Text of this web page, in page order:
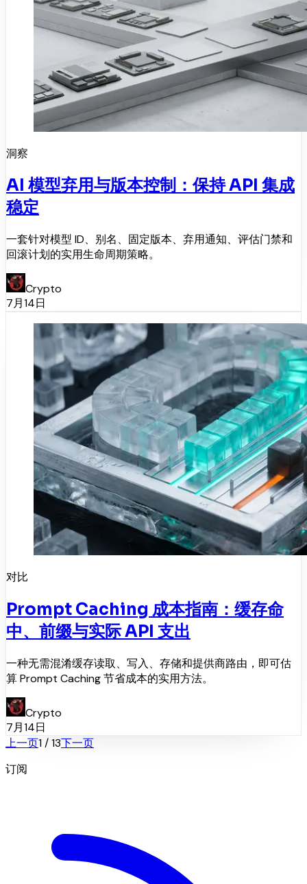
洞察
AI 模型弃用与版本控制：保持 API 集成
稳定
一套针对模型 ID、别名、固定版本、弃用通知、评估门禁和
回滚计划的实用生命周期策略。
Crypto
7月14日
对比
Prompt Caching 成本指南：缓存命
中、前缀与实际 API 支出
一种无需混淆缓存读取、写入、存储和提供商路由，即可估
算 Prompt Caching 节省成本的实用方法。
Crypto
7月14日
上一页1 /13下一页
订阅